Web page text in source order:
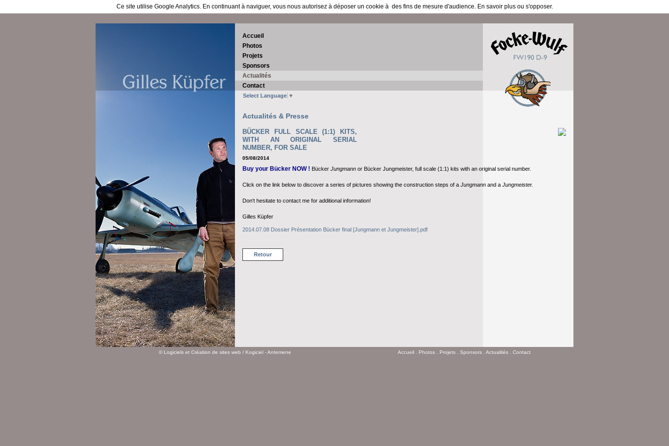
Ce site utilise Google Analytics. En continuant à naviguer, vous nous autorisez à déposer un cookie à des fins de mesure d'audience. En savoir plus ou s'opposer.
Accueil
Photos
Projets
Sponsors
Actualités
Contact
Select Language ▼
Actualités & Presse
BÜCKER FULL SCALE (1:1) KITS,
WITH AN ORIGINAL SERIAL
NUMBER, FOR SALE
05/08/2014
Buy your Bücker NOW ! Bücker Jungmann or Bücker Jungmeister, full scale (1:1) kits with an original serial number.
Click on the link below to discover a series of pictures showing the construction steps of a Jungmann and a Jungmeister.
Don't hesitate to contact me for additional information!
Gilles Küpfer
2014.07.08 Dossier Présentation Bücker final [Jungmann et Jungmeister].pdf
Retour
Accueil. Photos. Projets. Sponsors. Actualités. Contact
© Logiciels et Création de sites web / Kogiciel - Antemene